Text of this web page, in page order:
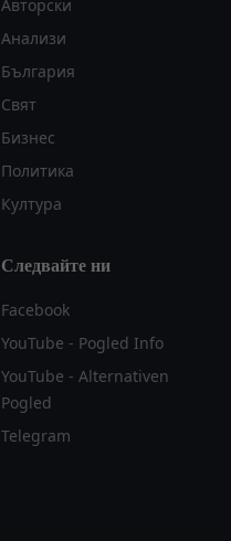
Авторски
Анализи
България
Свят
Бизнес
Политика
Култура
Следвайте ни
Facebook
YouTube - Pogled Info
YouTube - Alternativen
Pogled
Telegram